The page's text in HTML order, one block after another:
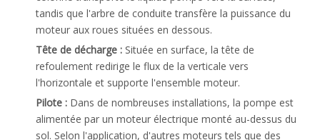
tandis que l'arbre de conduite transfère la puissance du
moteur aux roues situées en dessous.
Tête de décharge : Située en surface, la tête de
refoulement redirige le flux de la verticale vers
l'horizontale et supporte l'ensemble moteur.
Pilote : Dans de nombreuses installations, la pompe est
alimentée par un moteur électrique monté au-dessus du
sol. Selon l'application, d'autres moteurs tels que des